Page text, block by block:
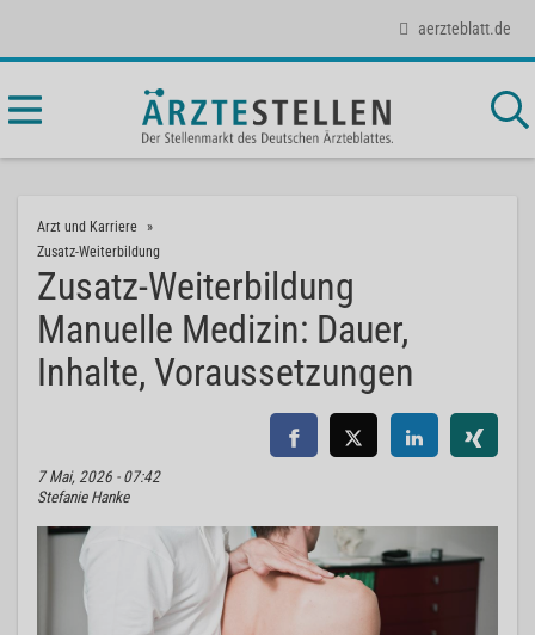
aerzteblatt.de
Arzt und Karriere
Zusatz-Weiterbildung
Zusatz-Weiterbildung
Manuelle Medizin: Dauer,
Inhalte, Voraussetzungen
7 Mai, 2026 - 07:42
Stefanie Hanke